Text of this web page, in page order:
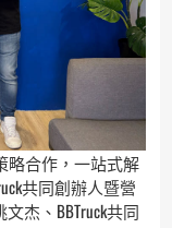
略合作，一站式解
共同創辦人暨營
杰、BBTruck共同